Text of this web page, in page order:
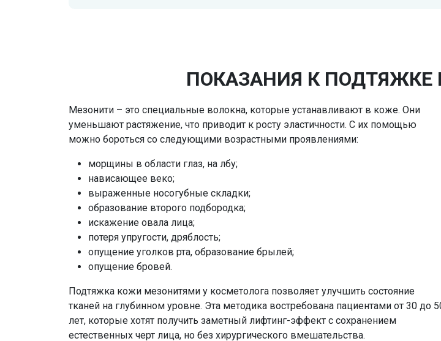
ПОКАЗАНИЯ К
Мезонити – это специальные волокна, которые устанавливают в коже. Они
уменьшают растяжение, что приводит к росту эластичности. С их помощью
можно бороться со следующими возрастными проявлениями:
морщины в области глаз, на лбу;
нависающее веко;
выраженные носогубные складки;
образование второго подбородка;
искажение овала лица;
потеря упругости, дряблость;
опущение уголков рта, образование брылей;
опущение бровей.
Подтяжка кожи мезонитями у косметолога позволяет улучшить состояние
тканей на глубинном уровне. Эта методика востребована пациентами от 30 до
лет, которые хотят получить заметный лифтинг-эффект с сохранением
естественных черт лица, но без хирургического вмешательства.